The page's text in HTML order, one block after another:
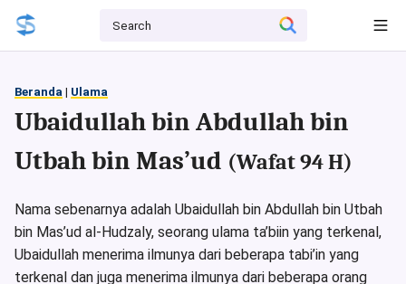
Beranda | Ulama
Ubaidullah bin Abdullah bin
Utbah bin Mas’ud (Wafat 94 H)
Nama sebenarnya adalah Ubaidullah bin Abdullah bin Utbah
bin Mas’ud al-Hudzaly, seorang ulama ta’biin yang terkenal,
Ubaidullah menerima ilmunya dari beberapa tabi’in yang
terkenal dan juga menerima ilmunya dari beberapa orang